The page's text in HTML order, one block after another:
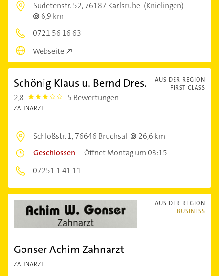
Sudetenstr. 52,76187 Karlsruhe (Knielingen)
6,9 km
0721 56 16 63
Webseite
AUS DER REGION
FIRST CLASS
Schönig Klaus u. Bernd Dres.
2,8 2.8 5 Bewertungen
ZAHNÄRZTE
Schloßstr. 1,76646 Bruchsal
26,6 km
Geschlossen –Öffnet Montag um 08:15
07251 1 41 11
AUS DER REGION
BUSINESS
Gonser Achim Zahnarzt
ZAHNÄRZTE